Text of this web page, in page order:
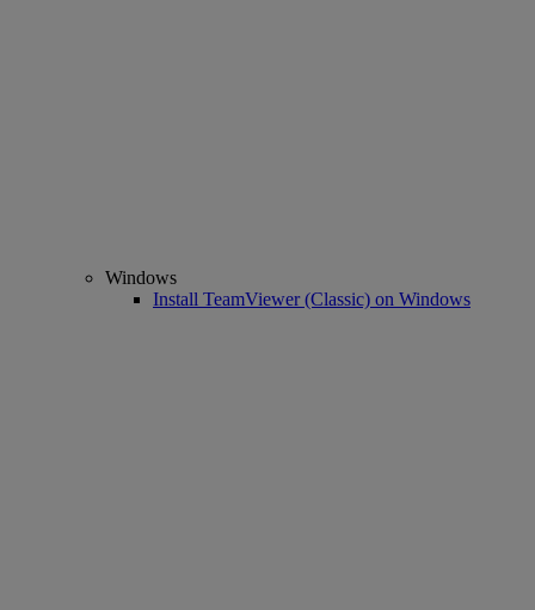
Windows
Install TeamViewer (Classic) on Windows